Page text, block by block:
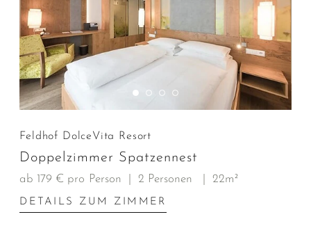
Feldhof DolceVita Resort
Doppelzimmer Spatzennest
ab 179 € pro Person 2 Personen 22m²
DETAILS ZUM ZIMMER